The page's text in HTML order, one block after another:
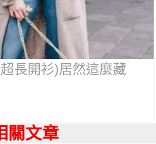
長開衫)居然這麼藏
關文章